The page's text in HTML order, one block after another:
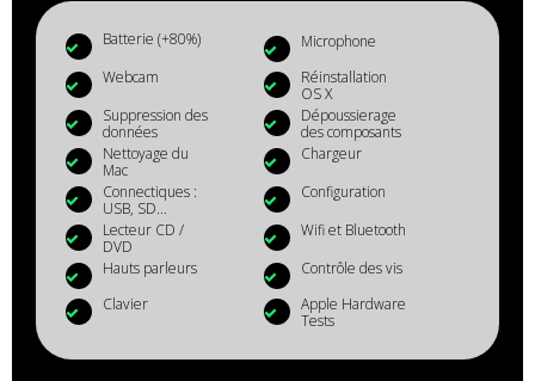
Batterie (+80%)
Microphone
Webcam
Réinstallation
OS X
Suppression des
données
Dépoussierage
des composants
Nettoyage du
Mac
Chargeur
Connectiques :
USB, SD...
Configuration
Lecteur CD /
DVD
Wifi et Bluetooth
Hauts parleurs
Contrôle des vis
Clavier
Apple Hardware
Tests